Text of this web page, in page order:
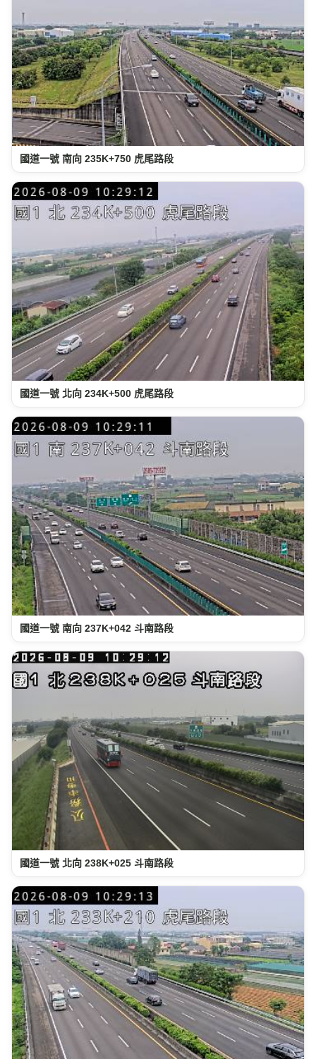
國道一號 南向 235K+750 虎尾路段
國道一號 北向 234K+500 虎尾路段
國道一號 南向 237K+042 斗南路段
國道一號 北向 238K+025 斗南路段